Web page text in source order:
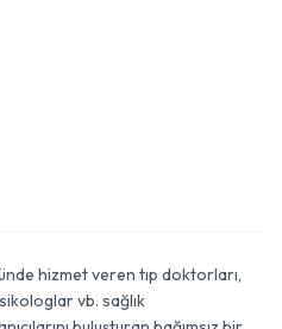
hizmet veren tıp doktorları,
vb. sağlık